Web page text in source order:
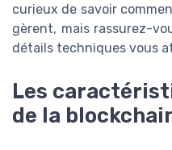
curieux de savoir
gèrent, mais rassurez-
détails techniques vous
Les
de la